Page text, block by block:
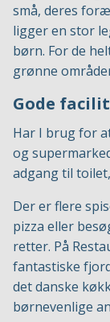
små, deres
ligger en stor
børn. For de
grønne
Gode
Har I brug for
og
adgang til
Der er flere
pizza eller
retter. På
fantastiske
det danske
børnevenlige